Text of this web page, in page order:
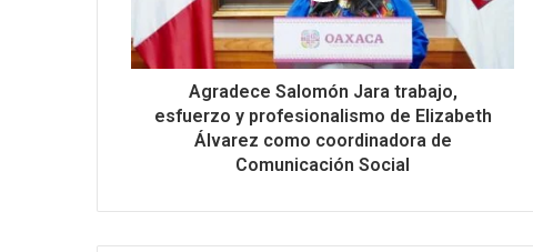
Agradece Salomón Jara trabajo,
esfuerzo y profesionalismo de Elizabeth
Álvarez como coordinadora de
Comunicación Social